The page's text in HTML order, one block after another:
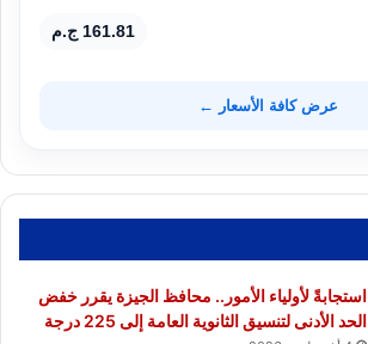
161.81 ج.م
عرض كافة الأسعار ←
استجابةً لأولياء الأمور.. محافظ الجيزة يقرر خفض
الحد الأدنى لتنسيق الثانوية العامة إلى 225 درجة